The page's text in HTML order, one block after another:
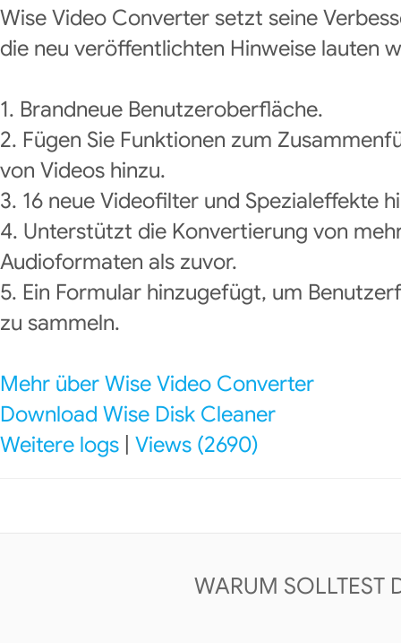
Wise Video Converter setzt seine
die neu veröffentlichten Hinweise lauten
1. Brandneue Benutzeroberfläche.
2. Fügen Sie Funktionen zum
von Videos hinzu.
3. 16 neue Videofilter und Spezialeffekte
4. Unterstützt die Konvertierung von
Audioformaten als zuvor.
5. Ein Formular hinzugefügt, um
zu sammeln.
Mehr über Wise Video Converter
Download Wise Disk Cleaner
Weitere logs Views (2690)
WARUM SOLLTEST